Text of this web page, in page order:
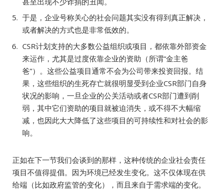
于是，企业号称关心的社会问题其实没有得到真正解决，
或者解决的方式也是非常低效的。
CSR计划支持的大多数公益组织或项目，都依靠外部资金
来运作，尤其是过度依靠企业的资助（所谓“金主爸
爸”）。这些公益项目通常不会为公司带来投资回报。结
果，这些组织的生死存亡就很明显受到企业CSR部门自身
状况的影响，一旦企业的公关活动或者CSR部门遭到削
弱，其中它们资助的项目就被迫消失，或不得不大幅缩
减，也因此大大降低了这些项目的可持续性和对社会的影
响。
正如在下一节我们会谈到的那样，这种传统的企业社会责任
项目不值得提倡。因为环境已经发生变化。这不仅体现在供
给端（比如政府监管的变化），而且来自于需求端的变化。